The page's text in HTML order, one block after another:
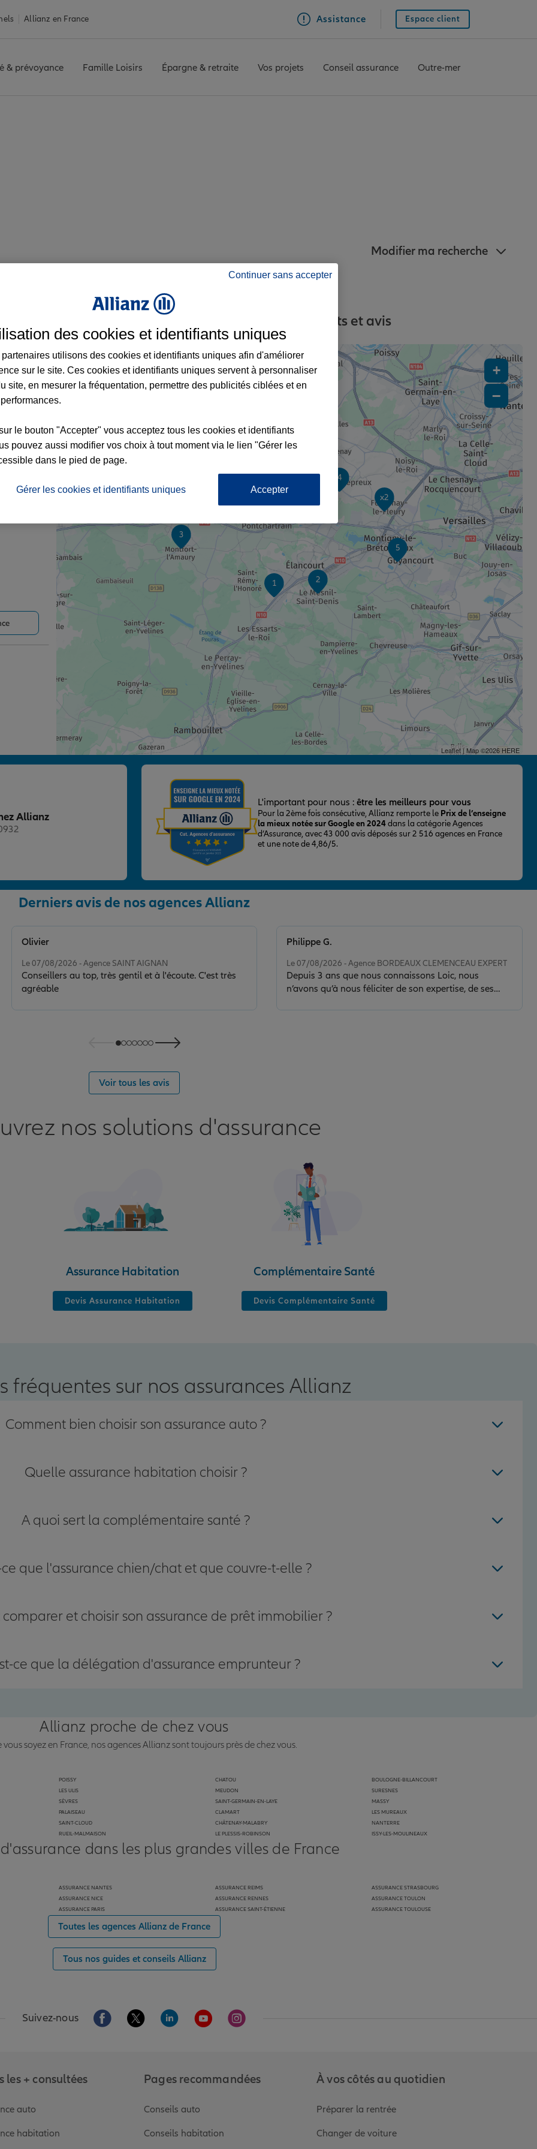
Allianz en France Assistance Espace client
& prévoyance Famille Loisirs Épargne & retraite Vos projets Conseil assurance Outre-mer
Modifier ma recherche
à Coignières et aux alentours : adresses, contacts et avis
3
4
5
x2
2
1
+
−
Leaflet| Map ©2026HERE
Allianz
L'important pour nous : être les meilleurs pour vous
Pour la 2ème fois consécutive, Allianz remporte le Prix de l’enseigne
la mieux notée sur Google en 2024dans la catégorie Agences
d’Assurance, avec 43 000 avis déposés sur 2 516 agences en France
et une note de 4,86/5.
Derniers avis de nos agences Allianz
Le 07/08/2026 - Agence SAINT AIGNAN
Conseillers au top, très gentil et à l'écoute. C'est très
agréable
Olivier
Le 07/08/2026 - Agence BORDEAUX CLEMENCEAU EXPERT
Depuis 3 ans que nous connaissons Loic, nous
n’avons qu’à nous féliciter de son expertise, de ses
Philippe G.
Voir tous les avis
nos solutions d'assurance
Assurance Habitation
Devis Assurance Habitation
Complémentaire Santé
Devis Complémentaire Santé
fréquentes sur nos assurances Allianz
Comment bien choisir son assurance auto ?
Quelle assurance habitation choisir ?
A quoi sert la complémentaire santé ?
que l'assurance chien/chat et que couvre-t-elle ?
et choisir son assurance de prêt immobilier ?
ce que la délégation d'assurance emprunteur ?
Allianz proche de chez vous
vous soyez en France, nos agences Allianz sont toujours près de chez vous.
POISSY
LES ULIS
SÈVRES
PALAISEAU
SAINT-CLOUD
RUEIL-MALMAISON
CHATOU
MEUDON
SAINT-GERMAIN-EN-LAYE
CLAMART
CHÂTENAY-MALABRY
LE PLESSIS-ROBINSON
BOULOGNE-BILLANCOURT
SURESNES
MASSY
LES MUREAUX
NANTERRE
ISSY-LES-MOULINEAUX
dans les plus grandes villes de France
ASSURANCE NANTES
ASSURANCE NICE
ASSURANCE PARIS
ASSURANCE REIMS
ASSURANCE RENNES
ASSURANCE SAINT-ÉTIENNE
ASSURANCE STRASBOURG
ASSURANCE TOULON
ASSURANCE TOULOUSE
Toutes les agences Allianz de France
Tous nos guides et conseils Allianz
Suivez-nous Aller sur la page Facebook de Allianz
Aller sur la page Twitter de Allianz
Aller sur la page Linkedin de Allianz
Aller sur la page Youtube de Allianz
Aller sur la page Instagram de Allianz
les + consultées
auto
habitation
Pages recommandées
Conseils auto
Conseils habitation
À vos côtés au quotidien
Préparer la rentrée
Changer de voiture
Continuer sans accepter
des cookies et identifiants uniques
partenaires utilisons des cookies et identifiants uniques afin d'améliorer
sur le site. Ces cookies et identifiants uniques servent à personnaliser
site, en mesurer la fréquentation, permettre des publicités ciblées et en
le bouton "Accepter" vous acceptez tous les cookies et identifiants
pouvez aussi modifier vos choix à tout moment via le lien "Gérer les
dans le pied de page.
Gérer les cookies et identifiants uniques Accepter